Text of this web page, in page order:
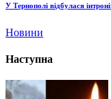
У Тернополі відбулася
Новини
Наступна